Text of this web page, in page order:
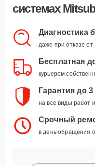
системах
Диагностика
даже при отказе
Бесплатная
курьером
Гарантия до 3
на все виды работ
Срочный
в день обращения